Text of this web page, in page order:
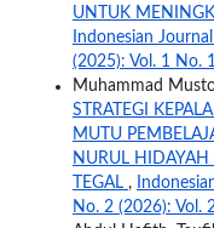
UNTUK
Indonesian
(2025): Vol. 1 No.
Muhammad
STRATEGI
MUTU
NURUL HIDAYAH
TEGAL ,
No. 2 (2026): Vol.